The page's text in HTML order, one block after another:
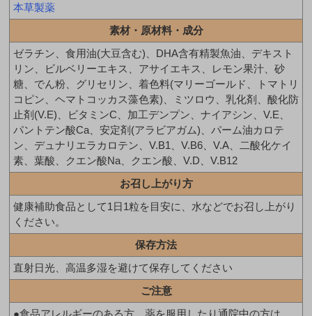
本草製薬
素材・原材料・成分
ゼラチン、食用油(大豆含む)、DHA含有精製魚油、デキスト
リン、ビルベリーエキス、アサイエキス、レモン果汁、砂
糖、でん粉、グリセリン、着色料(マリーゴールド、トマトリ
コピン、ヘマトコッカス藻色素)、ミツロウ、乳化剤、酸化防
止剤(V.E)、ビタミンC、加工デンプン、ナイアシン、V.E、
パントテン酸Ca、安定剤(アラビアガム)、パーム油カロテ
ン、デュナリエラカロテン、V.B1、V.B6、V.A、二酸化ケイ
素、葉酸、クエン酸Na、クエン酸、V.D、V.B12
お召し上がり方
健康補助食品として1日1粒を目安に、水などでお召し上がり
ください。
保存方法
直射日光、高温多湿を避けて保存してください
ご注意
●食品アレルギーのある方、薬を服用したり通院中の方は、